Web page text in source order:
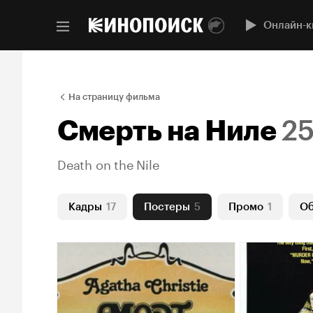
Онлайн-
На страницу фильма
Смерть на Ниле25
Death on the Nile
Кадры 17 Постеры 5 Промо 1